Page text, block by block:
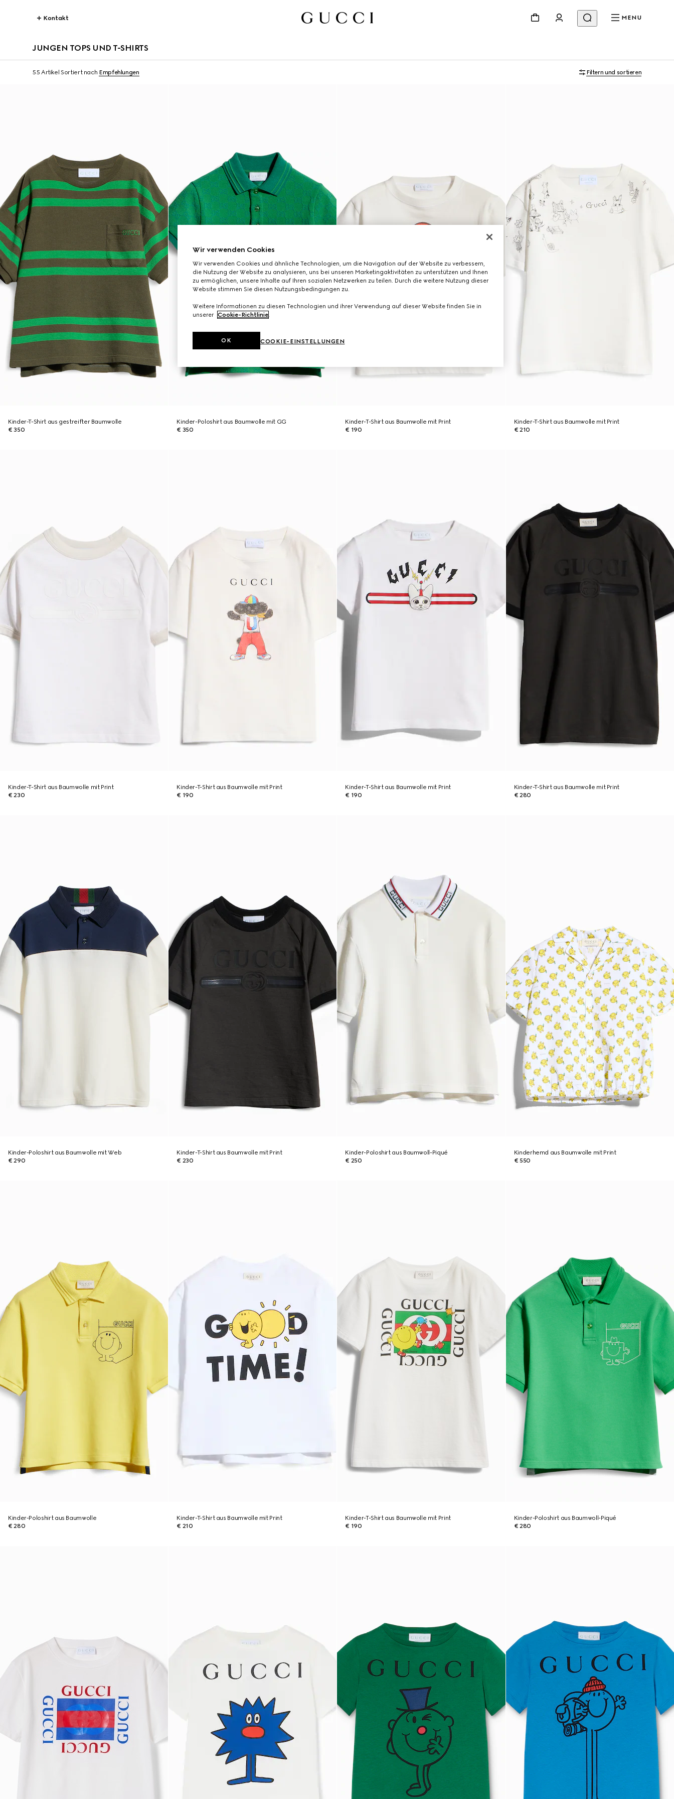
Kontakt MENU
JUNGEN TOPS UND T-SHIRTS
55 Artikel Sortiert nach Empfehlungen Filtern und sortieren
Kinder-T-Shirt aus gestreifter Baumwolle
€ 350
Kinder-Poloshirt aus Baumwolle mit GG
€ 350
Kinder-T-Shirt aus Baumwolle mit Print
€ 190
Kinder-T-Shirt aus Baumwolle mit Print
€ 210
Kinder-T-Shirt aus Baumwolle mit Print
€ 230
Kinder-T-Shirt aus Baumwolle mit Print
€ 190
Kinder-T-Shirt aus Baumwolle mit Print
€ 190
Kinder-T-Shirt aus Baumwolle mit Print
€ 280
Kinder-Poloshirt aus Baumwolle mit Web
€ 290
Kinder-T-Shirt aus Baumwolle mit Print
€ 230
Kinder-Poloshirt aus Baumwoll-Piqué
€ 250
Kinderhemd aus Baumwolle mit Print
€ 550
Kinder-Poloshirt aus Baumwolle
€ 280
Kinder-T-Shirt aus Baumwolle mit Print
€ 210
Kinder-T-Shirt aus Baumwolle mit Print
€ 190
Kinder-Poloshirt aus Baumwoll-Piqué
€ 280
Wir verwenden Cookies
Wir verwenden Cookies und ähnliche Technologien, um die Navigation auf der Website zu verbessern,
die Nutzung der Website zu analysieren, uns bei unseren Marketingaktivitäten zu unterstützen und Ihnen
zu ermöglichen, unsere Inhalte auf Ihren sozialen Netzwerken zu teilen. Durch die weitere Nutzung dieser
Website stimmen Sie diesen Nutzungsbedingungen zu.
Weitere Informationen zu diesen Technologien und ihrer Verwendung auf dieser Website finden Sie in
unserer Cookie-Richtlinie.
COOKIE-EINSTELLUNGEN
OK